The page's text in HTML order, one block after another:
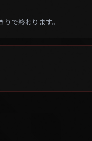
で終わります。